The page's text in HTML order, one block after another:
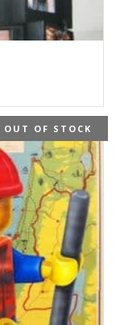
OUT OF STOCK